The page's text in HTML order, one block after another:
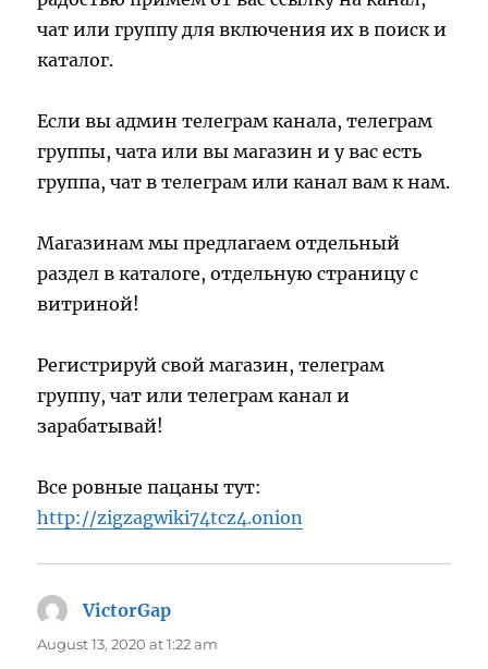
чат или группу для включения их в поиск и
каталог.
Если вы админ телеграм канала, телеграм
группы, чата или вы магазин и у вас есть
группа, чат в телеграм или канал вам к нам.
Магазинам мы предлагаем отдельный
раздел в каталоге, отдельную страницу с
витриной!
Регистрируй свой магазин, телеграм
группу, чат или телеграм канал и
зарабатывай!
Все ровные пацаны тут:
http://zigzagwiki74tcz4.onion
VictorGap
August 13, 2020 at 1:22 am